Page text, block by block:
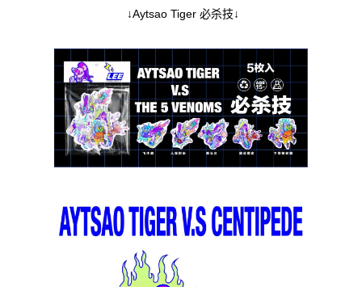
↓Aytsao Tiger 必杀技↓